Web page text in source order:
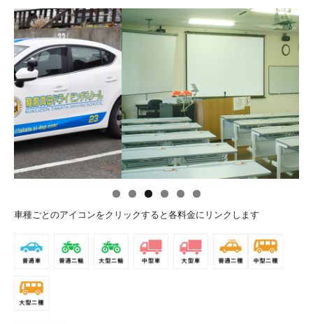
車種ごとのアイコンをクリックすると各料金にリンクします